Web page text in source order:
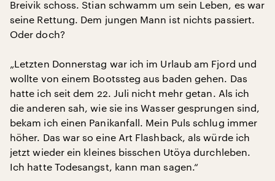
Breivik schoss. Stian schwamm um sein Leben, es war
seine Rettung. Dem jungen Mann ist nichts passiert.
Oder doch?
„Letzten Donnerstag war ich im Urlaub am Fjord und
wollte von einem Bootssteg aus baden gehen. Das
hatte ich seit dem 22. Juli nicht mehr getan. Als ich
die anderen sah, wie sie ins Wasser gesprungen sind,
bekam ich einen Panikanfall. Mein Puls schlug immer
höher. Das war so eine Art Flashback, als würde ich
jetzt wieder ein kleines bisschen Utöya durchleben.
Ich hatte Todesangst, kann man sagen.“